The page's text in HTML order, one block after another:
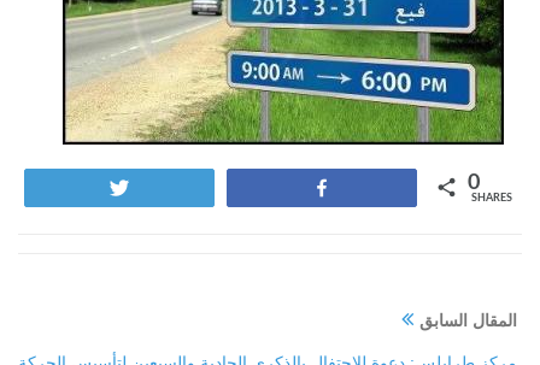
0
SHARES
المقال السابق